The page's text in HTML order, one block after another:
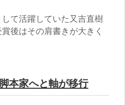
て活躍していた又吉直樹
後はその肩書きが大きく
本家へと軸が移行